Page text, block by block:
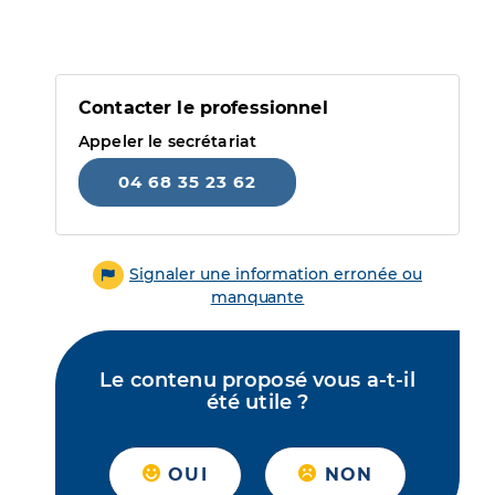
Contacter le professionnel
Appeler le secrétariat
04 68 35 23 62
Signaler une information erronée ou
manquante
Le contenu proposé vous a-t-il
été utile ?
OUI NON